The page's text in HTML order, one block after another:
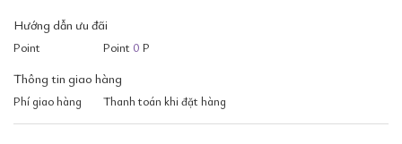
Hướng dẫn ưu đãi
Point Point 0 P
Thông tin giao hàng
Phí giao hàng Thanh toán khi đặt hàng